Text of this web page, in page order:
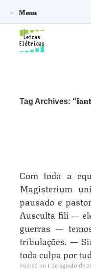
Menu
Skip to content
Tag Archives:
Com toda a
Magisterium
pausado e
Ausculta fili —
guerras —
tribulações. —
toda culpa por
Posted on 1 de agosto de